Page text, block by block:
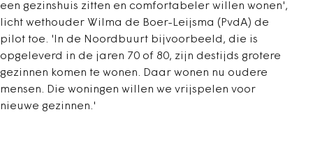
een gezinshuis zitten en comfortabeler willen wonen',
licht wethouder Wilma de Boer-Leijsma (PvdA) de
pilot toe. 'In de Noordbuurt bijvoorbeeld, die is
opgeleverd in de jaren 70 of 80, zijn destijds grotere
gezinnen komen te wonen. Daar wonen nu oudere
mensen. Die woningen willen we vrijspelen voor
nieuwe gezinnen.'